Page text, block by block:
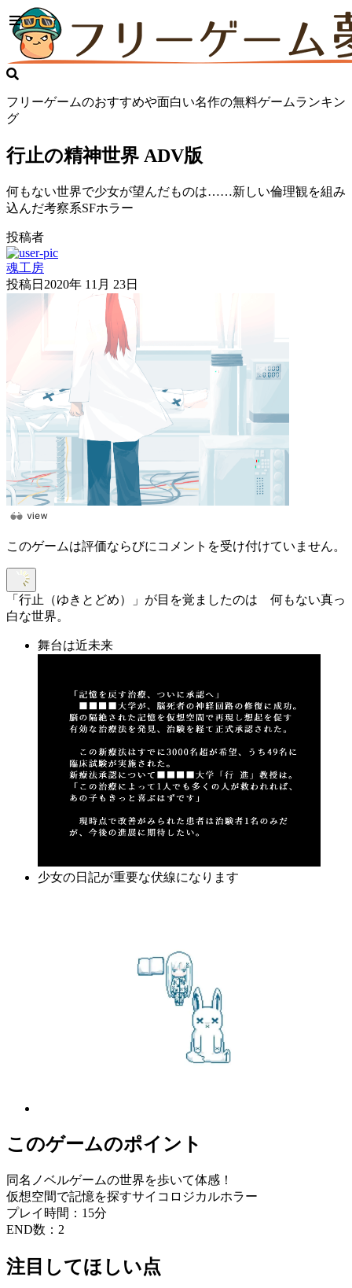
フリーゲームのおすすめや面白い名作の無料ゲームランキン
グ
行止の精神世界 ADV版
何もない世界で少女が望んだものは……新しい倫理観を組み
込んだ考察系SFホラー
投稿者
魂工房
投稿日 2020年 11月 23日
このゲームは評価ならびにコメントを受け付けていません。
「行止（ゆきとどめ）」が目を覚ましたのは 何もない真っ
白な世界。
舞台は近未来
少女の日記が重要な伏線になります
このゲームのポイント
同名ノベルゲームの世界を歩いて体感！
仮想空間で記憶を探すサイコロジカルホラー
プレイ時間：15分
END数：2
注目してほしい点